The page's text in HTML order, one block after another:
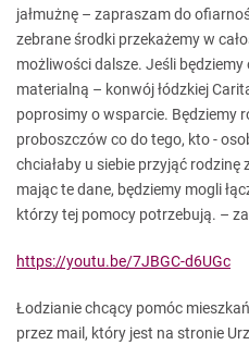
jałmużnę – zapraszam do
zebrane środki przekażemy w
możliwości dalsze. Jeśli
materialną – konwój łódzkiej
poprosimy o wsparcie. Będziemy
proboszczów co do tego, kto -
chciałaby u siebie przyjąć rodzinę
mając te dane, będziemy mogli
którzy tej pomocy potrzebują. –
https://youtu.be/7JBGC-d6UGc
Łodzianie chcący pomóc
przez mail, który jest na stronie